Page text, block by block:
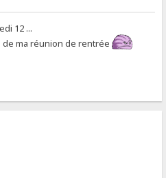
12 ...
de ma réunion de rentrée